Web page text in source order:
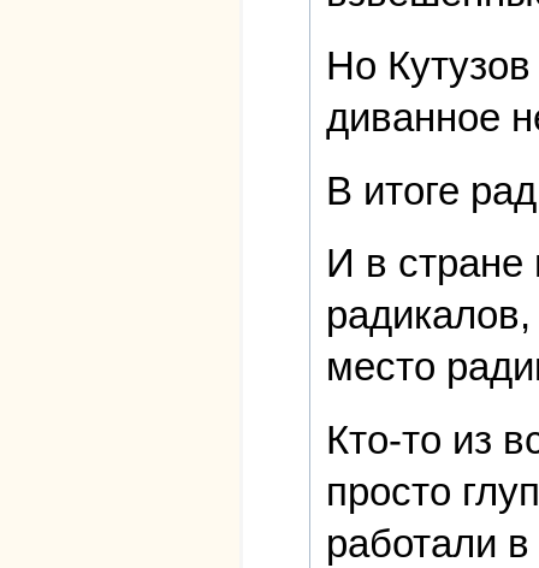
Но
диванное
В итоге
И в стране
место
Кто-то из
просто
работали